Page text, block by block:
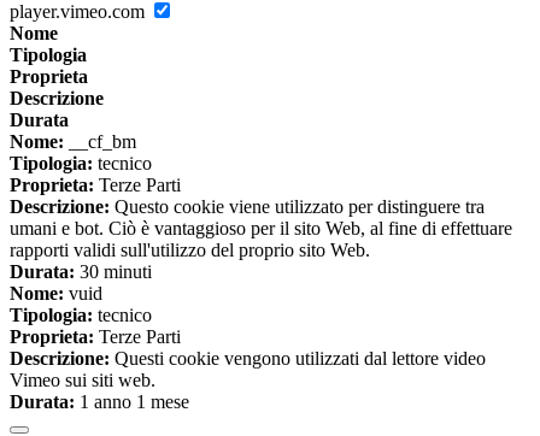
player.vimeo.com
Nome
Tipologia
Proprieta
Descrizione
Durata
Nome: __cf_bm
Tipologia: tecnico
Proprieta: Terze Parti
Descrizione: Questo cookie viene utilizzato per distinguere tra
umani e bot. Ciò è vantaggioso per il sito Web, al fine di effettuare
rapporti validi sull'utilizzo del proprio sito Web.
Durata: 30 minuti
Nome: vuid
Tipologia: tecnico
Proprieta: Terze Parti
Descrizione: Questi cookie vengono utilizzati dal lettore video
Vimeo sui siti web.
Durata: 1 anno 1 mese